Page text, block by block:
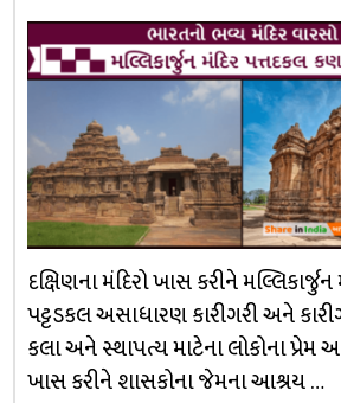
દક્ષિણના મંદિરો ખાસ કરીને મલ્લિકાર્જુન
પટ્ટડકલ અસાધારણ કારીગરી અને
કલા અને સ્થાપત્ય માટેના લોકોના પ્રેમ
ખાસ કરીને શાસકોના જેમના આશ્રય …